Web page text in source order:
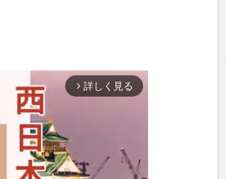
arrow_forward_ios 詳しく見る